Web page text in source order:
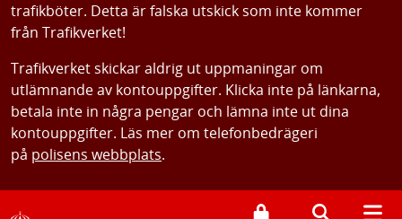
trafikböter. Detta är falska utskick som inte kommer
från Trafikverket!
Trafikverket skickar aldrig ut uppmaningar om
utlämnande av kontouppgifter. Klicka inte på länkarna,
betala inte in några pengar och lämna inte ut dina
kontouppgifter. Läs mer om telefonbedrägeri
på polisens webbplats.